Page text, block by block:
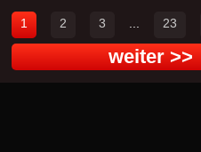
1 2 3 ... 23
weiter >>